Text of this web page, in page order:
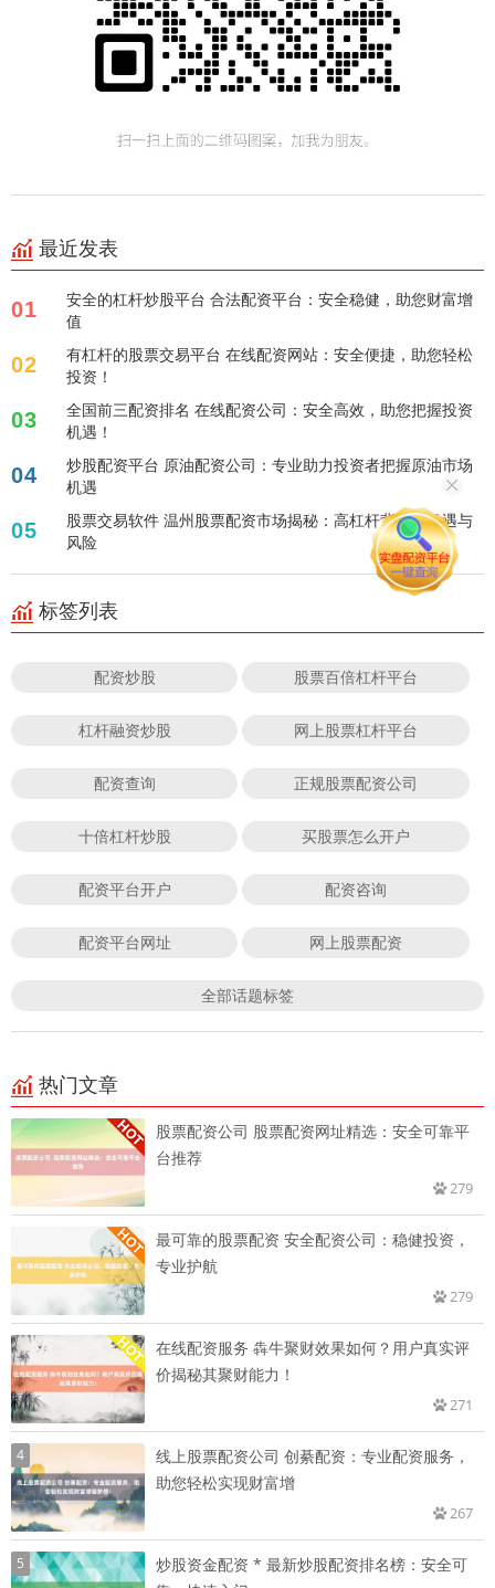
最近发表
01
安全的杠杆炒股平台 合法配资平台：安全稳健，助您财富增
值
02
有杠杆的股票交易平台 在线配资网站：安全便捷，助您轻松
投资！
03
全国前三配资排名 在线配资公司：安全高效，助您把握投资
机遇！
04
炒股配资平台 原油配资公司：专业助力投资者把握原油市场
机遇
05
股票交易软件 温州股票配资市场揭秘：高杠杆背后的机遇与
风险
标签列表
配资炒股 股票百倍杠杆平台
杠杆融资炒股 网上股票杠杆平台
配资查询 正规股票配资公司
十倍杠杆炒股 买股票怎么开户
配资平台开户 配资咨询
配资平台网址 网上股票配资
全部话题标签
热门文章
股票配资公司 股票配资网址精选：安全可靠平
台推荐
279
最可靠的股票配资 安全配资公司：稳健投资，
专业护航
279
在线配资服务 犇牛聚财效果如何？用户真实评
价揭秘其聚财能力！
271
4
线上股票配资公司 创綦配资：专业配资服务，
助您轻松实现财富增
267
5
炒股资金配资 * 最新炒股配资排名榜：安全可